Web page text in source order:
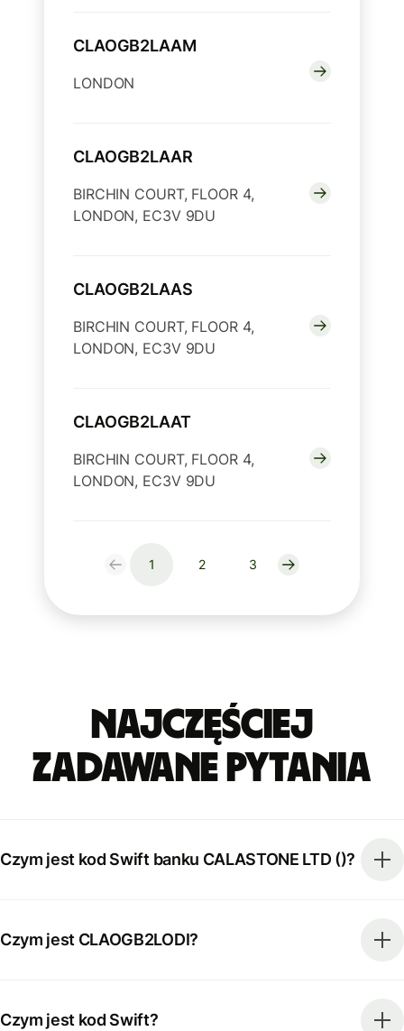
CLAOGB2LAAM
LONDON
CLAOGB2LAAR
BIRCHIN COURT, FLOOR 4,
LONDON, EC3V 9DU
CLAOGB2LAAS
BIRCHIN COURT, FLOOR 4,
LONDON, EC3V 9DU
CLAOGB2LAAT
BIRCHIN COURT, FLOOR 4,
LONDON, EC3V 9DU
1 2 3
Najczęściej
zadawane pytania
Czym jest kod Swift banku CALASTONE LTD ()?
Czym jest CLAOGB2LODI?
Czym jest kod Swift?